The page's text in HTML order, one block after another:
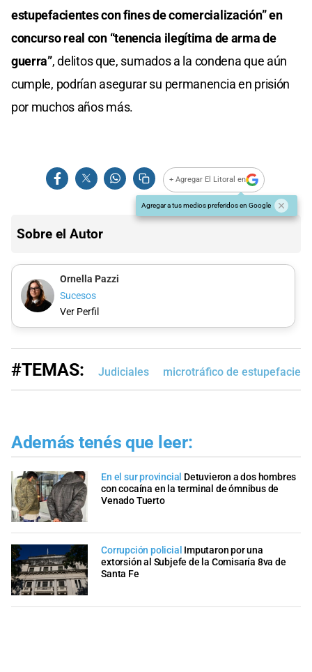
estupefacientes con fines de comercialización” en
concurso real con “tenencia ilegítima de arma de
guerra”, delitos que, sumados a la condena que aún
cumple, podrían asegurar su permanencia en prisión
por muchos años más.
+ Agregar El Litoral en
Agregar a tus medios preferidos en Google
Sobre el Autor
Ornella Pazzi
Sucesos
Ver Perfil
#TEMAS: Judiciales microtráfico de
Además tenés que leer:
En el sur provincial Detuvieron a dos hombres
con cocaína en la terminal de ómnibus de
Venado Tuerto
Corrupción policial Imputaron por una
extorsión al Subjefe de la Comisaría 8va de
Santa Fe